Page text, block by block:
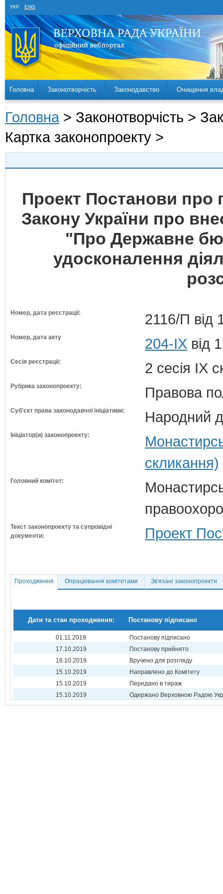
УКР ENG
Головна Законотворчість Законодавство Очищення
Головна > Законотворчість >
Картка законопроекту >
Проект Постанови про
Закону України про
"Про Державне
удосконалення
Номер, дата реєстрації: 2116/П від
Номер, дата акту 204-IX від
Сесія реєстрації: 2 сесія IX
Рубрика законопроекту: Правова
Суб'єкт права законодавчої ініціативи: Народний
Ініціатор(и) законопроекту:
скликання)
Головний комітет:
Текст законопроекту та супровідні
документи:
Проект
Проходження Опрацювання комітетами Зв'язані законопроекти
Дати та стан проходження: Постанову підписано
01.11.2019
Постанову підписано
17.10.2019
Постанову прийнято
16.10.2019
Вручено для розгляду
15.10.2019
Направлено до Комітету
15.10.2019
Передано в тираж
15.10.2019
Одержано Верховною Радою